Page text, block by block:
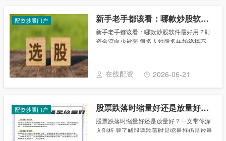
配资炒股门户 新手老手都该看：哪款炒股软件最好用？盯资金流向少被套
新手老手都该看：哪款炒股软件最好用？盯
资金流向少被套 很多人炒股多年始终搞不
术差，而是看盘的方向完全错了。 大多数散
户的通病......
在线配资 2026-06-21
配资炒股门户 股票跌落时缩量好还是放量好？一文带你深入剖析
股票跌落时缩量好还是放量好？一文带你深
入剖析 要了解股票跌落时是缩量好仍是放量